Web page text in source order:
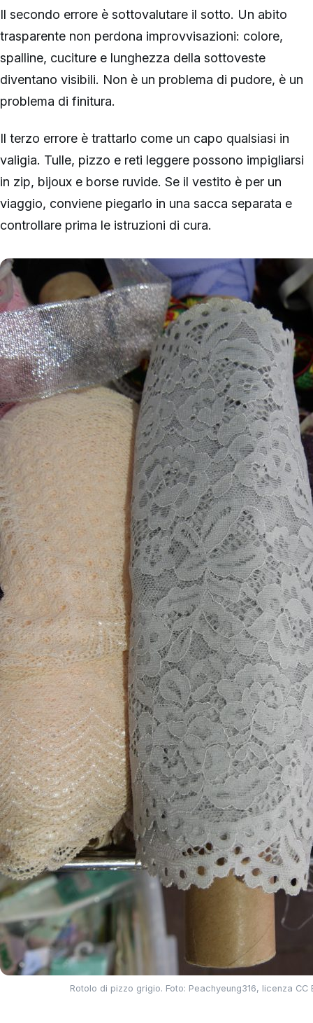
Il secondo errore è sottovalutare il sotto. Un abito
trasparente non perdona improvvisazioni: colore,
spalline, cuciture e lunghezza della sottoveste
diventano visibili. Non è un problema di pudore, è un
problema di finitura.
Il terzo errore è trattarlo come un capo qualsiasi in
valigia. Tulle, pizzo e reti leggere possono impigliarsi
in zip, bijoux e borse ruvide. Se il vestito è per un
viaggio, conviene piegarlo in una sacca separata e
controllare prima le istruzioni di cura.
Rotolo di pizzo grigio. Foto: Peachyeung316, licenza